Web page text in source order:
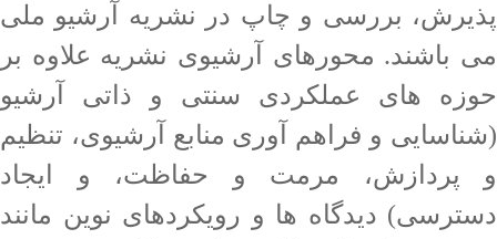
پذیرش، بررسی و چاپ در نشریه آرشیو ملی
می باشند. محورهای آرشیوی نشریه علاوه بر
حوزه های عملکردی سنتی و ذاتی آرشیو
(شناسایی و فراهم آوری منابع آرشیوی، تنظیم
و پردازش، مرمت و حفاظت، و ایجاد
دسترسی) دیدگاه ها و رویکردهای نوین مانند